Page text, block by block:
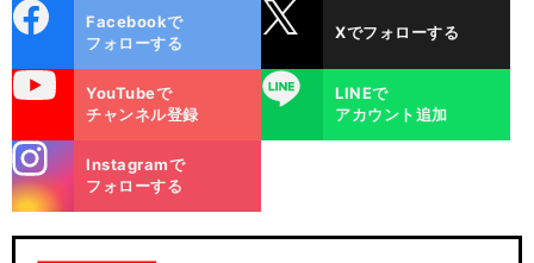
ok
Facebookで
フォローする
Xでフォローする
YouTubeで
チャンネル登録
LINE
LINEで
アカウント追加
m
Instagramで
フォローする